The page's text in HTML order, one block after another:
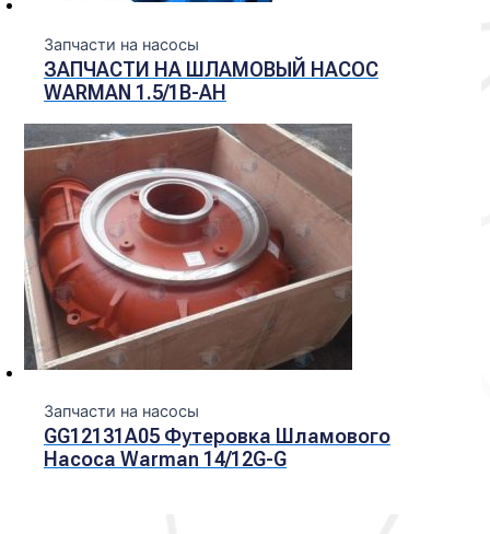
Запчасти на насосы
ЗАПЧАСТИ НА ШЛАМОВЫЙ НАСОС
WARMAN 1.5/1B-AH
Запчасти на насосы
GG12131A05 Футеровка Шламового
Насоса Warman 14/12G-G